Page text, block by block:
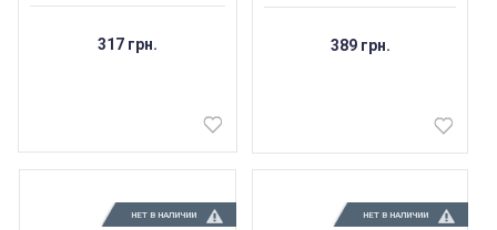
317 грн. 389 грн.
НЕТ В НАЛИЧИИ НЕТ В НАЛИЧИИ